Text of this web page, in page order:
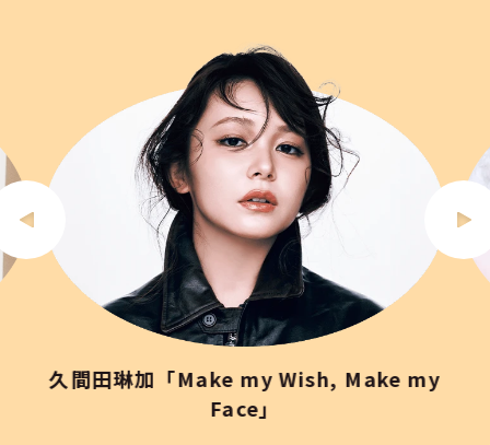
久間田琳加「Make my Wish, Make my
Face」